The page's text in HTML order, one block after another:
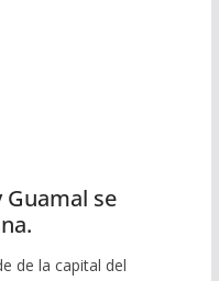
Guamal se
de la capital del